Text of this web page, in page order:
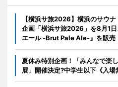
【横浜サ旅2026】横浜のサウ
企画「横浜サ旅2026」を8月1
エール -Brut Pale Ale-』を販売
夏休み特別企画！「みんなで楽
展」開催決定?中学生以下《入場